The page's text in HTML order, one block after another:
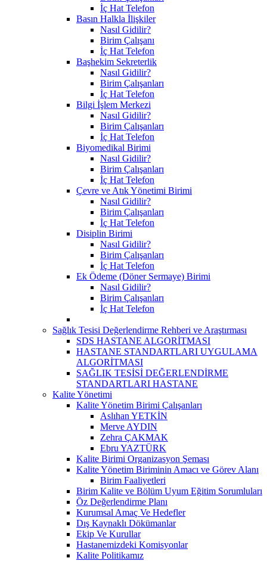
İç Hat Telefon
Basın Halkla İlişkiler
Nasıl Gidilir?
Birim Çalışanı
İç Hat Telefon
Başhekim Sekreterlik
Nasıl Gidilir?
Birim Çalışanları
İç Hat Telefon
Bilgi İşlem Merkezi
Nasıl Gidilir?
Birim Çalışanları
İç Hat Telefon
Biyomedikal Birimi
Nasıl Gidilir?
Birim Çalışanları
İç Hat Telefon
Çevre ve Atık Yönetimi Birimi
Nasıl Gidilir?
Birim Çalışanları
İç Hat Telefon
Disiplin Birimi
Nasıl Gidilir?
Birim Çalışanları
İç Hat Telefon
Ek Ödeme (Döner Sermaye) Birimi
Nasıl Gidilir?
Birim Çalışanları
İç Hat Telefon
Sağlık Tesisi Değerlendirme Rehberi ve Araştırması
SDS HASTANE ALGORİTMASI
HASTANE STANDARTLARI UYGULAMA
ALGORİTMASI
SAĞLIK TESİSİ DEĞERLENDİRME
STANDARTLARI HASTANE
Kalite Yönetimi
Kalite Yönetim Birimi Çalışanları
Aslıhan YETKİN
Merve AYDIN
Zehra ÇAKMAK
Ebru YAZTÜRK
Kalite Birimi Organizasyon Şeması
Kalite Yönetim Biriminin Amacı ve Görev Alanı
Birim Faaliyetleri
Birim Kalite ve Bölüm Uyum Eğitim Sorumluları
Öz Değerlendirme Planı
Kurumsal Amaç Ve Hedefler
Dış Kaynaklı Dökümanlar
Ekip Ve Kurullar
Hastanemizdeki Komisyonlar
Kalite Politikamız